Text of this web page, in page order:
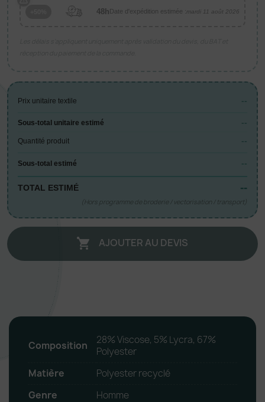
48h Date d'expédition estimée :mardi 11 août 2026
Prix unitaire textile --
Sous-total unitaire estimé --
Quantité produit --
Sous-total estimé --
TOTAL ESTIMÉ --
(Hors programme de broderie / vectorisation / transport)
 AJOUTER AU DEVIS
Composition
28% Viscose, 5% Lycra, 67%
Polyester
Matière
Polyester recyclé
Genre
Homme